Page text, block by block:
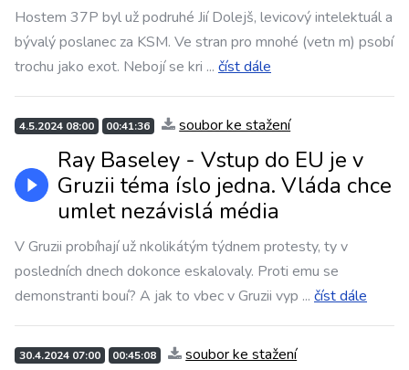
Hostem 37P byl už podruhé Jií Dolejš, levicový intelektuál a
bývalý poslanec za KSM. Ve stran pro mnohé (vetn m) psobí
trochu jako exot. Nebojí se kri ... číst dále
4.5.2024 08:00 00:41:36 soubor ke stažení
Ray Baseley - Vstup do EU je v
Gruzii téma íslo jedna. Vláda chce
umlet nezávislá média
V Gruzii probíhají už nkolikátým týdnem protesty, ty v
posledních dnech dokonce eskalovaly. Proti emu se
demonstranti bouí? A jak to vbec v Gruzii vyp ... číst dále
30.4.2024 07:00 00:45:08 soubor ke stažení